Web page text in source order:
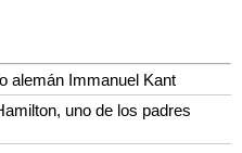
alemán Immanuel Kant
uno de los padres